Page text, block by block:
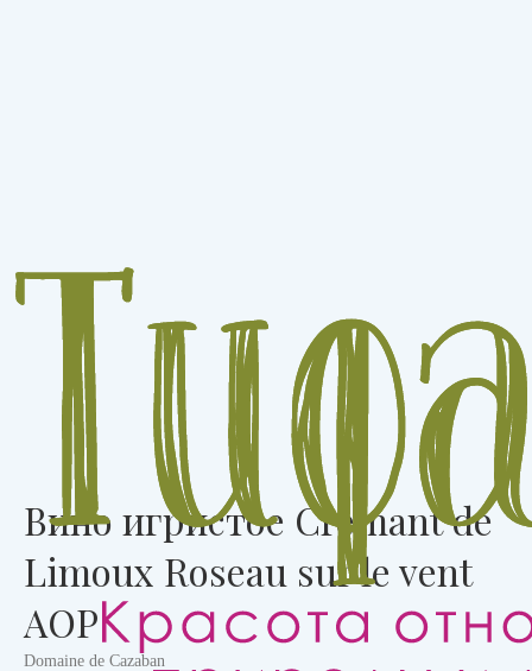
Вино игристое Crémant de
Limoux Roseau sur le vent
AOP
Domaine de Cazaban